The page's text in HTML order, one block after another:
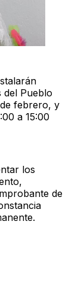
del Pueblo
febrero, y
a 15:00
los
de